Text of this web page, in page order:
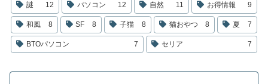
謎 12 パソコン 12 自然 11 お得情報 9
和風 8 SF 8 子猫 8 猫おやつ 8 夏 7
BTOパソコン 7 セリア 7